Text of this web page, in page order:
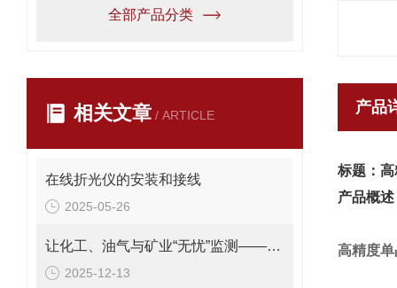
全部产品分类
相关文章 / ARTICLE
在线折光仪的安装和接线
2025-05-26
让化工、油气与矿业“无忧”监测——PT124B-281系列防爆压力变送器
2025-12-13
产品
标题：
产品概述
高精度